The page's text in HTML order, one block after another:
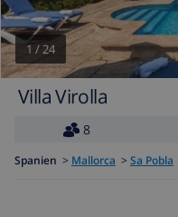
1 /24
Villa Virolla
8
Spanien > Mallorca > Sa Pobla